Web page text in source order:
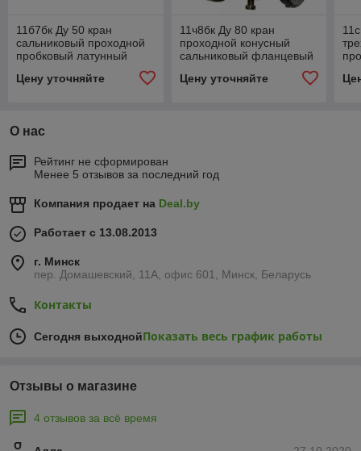
11б7бк Ду 50 кран
сальниковый проходной
пробковый латунный
Цену уточняйте
11ч8бк Ду 80 кран
проходной конусный
сальниковый фланцевый
Цену уточняйте
О нас
Рейтинг не сформирован
Менее 5 отзывов за последний год
Компания продает на Deal.by
Работает с 13.08.2013
г. Минск
пер. Домашевский, 11А, офис 601, Минск, Беларусь
Контакты
Сегодня выходнойПоказать весь график работы
Отзывы о магазине
4 отзывов за всё время